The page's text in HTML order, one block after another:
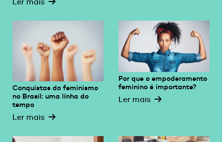
Conquistas do feminismo
no Brasil: uma linha do
tempo
Ler mais
Por que o empoderamento
feminino é importante?
Ler mais